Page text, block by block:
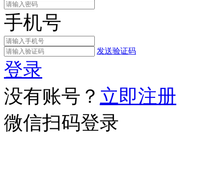
手机号
发送验证码
登录
没有账号？ 立即注册
微信扫码登录